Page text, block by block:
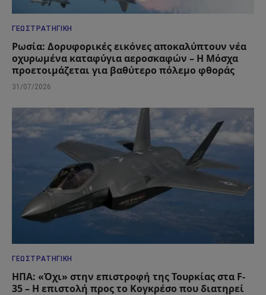
ΓΕΩΣΤΡΑΤΗΓΙΚΉ
Ρωσία: Δορυφορικές εικόνες αποκαλύπτουν νέα
οχυρωμένα καταφύγια αεροσκαφών – Η Μόσχα
προετοιμάζεται για βαθύτερο πόλεμο φθοράς
31/07/2026
ΓΕΩΣΤΡΑΤΗΓΙΚΉ
ΗΠΑ: «Όχι» στην επιστροφή της Τουρκίας στα F-
35 – Η επιστολή προς το Κογκρέσο που διατηρεί